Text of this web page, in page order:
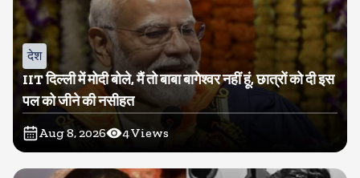
देश
IIT दिल्ली में मोदी बोले, मैं तो बाबा बागेश्वर नहीं हूं, छात्रों को दी इस
पल को जीने की नसीहत
Aug 8, 2026 4Views